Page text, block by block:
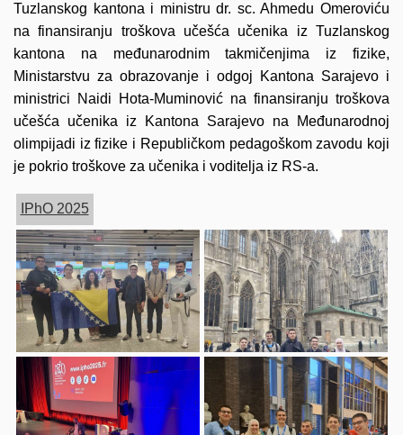
Tuzlanskog kantona i ministru dr. sc. Ahmedu Omeroviću
na finansiranju troškova učešća učenika iz Tuzlanskog
kantona na međunarodnim takmičenjima iz fizike,
Ministarstvu za obrazovanje i odgoj Kantona Sarajevo i
ministrici Naidi Hota-Muminović na finansiranju troškova
učešća učenika iz Kantona Sarajevo na Međunarodnoj
olimpijadi iz fizike i Republičkom pedagoškom zavodu koji
je pokrio troškove za učenika i voditelja iz RS-a.
IPhO 2025